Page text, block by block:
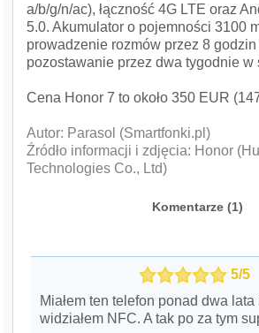
a/b/g/n/ac), łączność 4G LTE oraz
5.0. Akumulator o pojemności 3100
prowadzenie rozmów przez 8
pozostawanie przez dwa tygodnie w
Cena Honor 7 to około 350 EUR
Autor: Parasol (Smartfonki.pl)
Źródło informacji i zdjęcia: Honor
Technologies Co., Ltd)
Komentarze (1)
5/5
Miałem ten telefon ponad dwa lata
widziałem NFC. A tak po za tym